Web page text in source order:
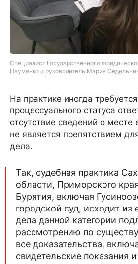
Специалист Государственного
Науменко и руководитель Мария
На практике иногда
процессуального статуса
отсутствие сведений о месте
не является препятствием
дела.
Так, судебная практика
области, Приморского
Бурятия, включая
городской суд, исходит из
дела данной категории
рассмотрению по
все доказательства,
свидетельские показания